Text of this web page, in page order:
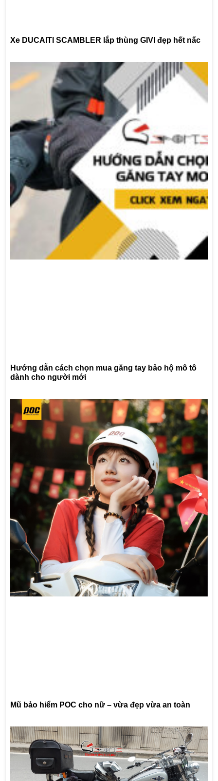
Xe DUCAITI SCAMBLER lắp thùng GIVI đẹp hết nấc
Hướng dẫn cách chọn mua găng tay bảo hộ mô tô
dành cho người mới
Mũ bảo hiểm POC cho nữ – vừa đẹp vừa an toàn